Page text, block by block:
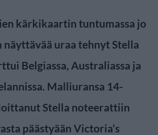
kärkikaartin tuntumassa jo
näyttävää uraa tehnyt Stella
Belgiassa, Australiassa ja
Malliuransa 14-
Stella noteerattiin
päästyään Victoria’s